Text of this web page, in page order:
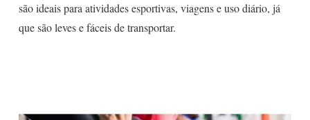
são ideais para atividades esportivas, viagens e uso diário, já
que são leves e fáceis de transportar.